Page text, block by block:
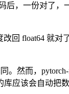
后，一份对了，
回 float64 就对
。然而，
库应该会自动把